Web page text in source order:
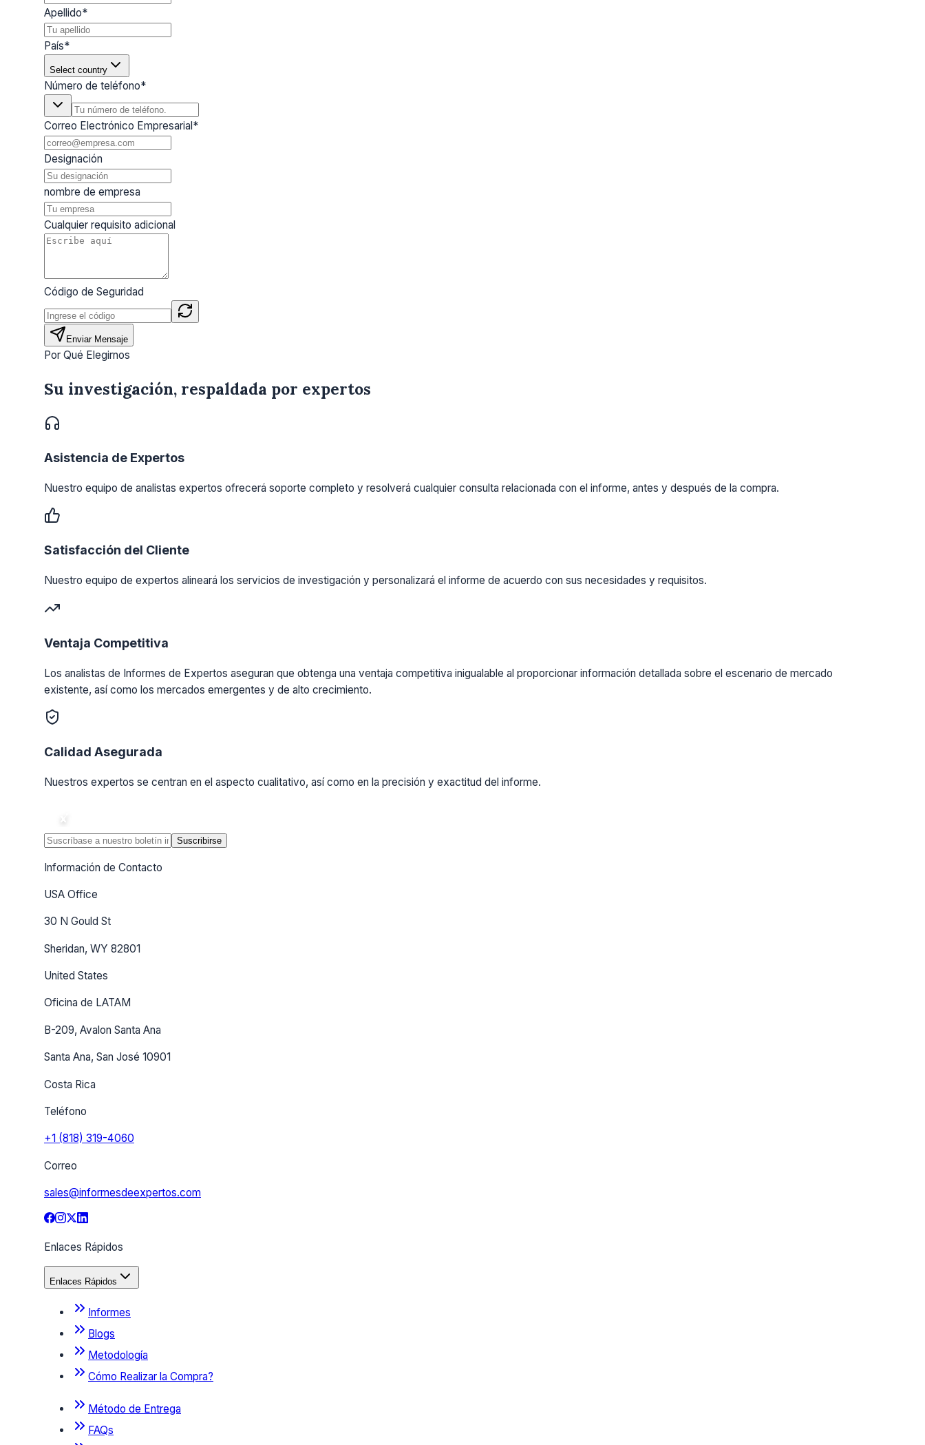
Apellido*
País*
Select country
Número de teléfono*
Correo Electrónico Empresarial*
Designación
nombre de empresa
Cualquier requisito adicional
Código de Seguridad
Enviar Mensaje
Por Qué Elegirnos
Su investigación, respaldada por expertos
Asistencia de Expertos
Nuestro equipo de analistas expertos ofrecerá soporte completo y resolverá cualquier consulta relacionada con el informe, antes y después de la compra.
Satisfacción del Cliente
Nuestro equipo de expertos alineará los servicios de investigación y personalizará el informe de acuerdo con sus necesidades y requisitos.
Ventaja Competitiva
Los analistas de Informes de Expertos aseguran que obtenga una ventaja competitiva inigualable al proporcionar información detallada sobre el escenario de mercado
existente, así como los mercados emergentes y de alto crecimiento.
Calidad Asegurada
Nuestros expertos se centran en el aspecto cualitativo, así como en la precisión y exactitud del informe.
Suscribirse
Información de Contacto
USA Office
30 N Gould St
Sheridan, WY 82801
United States
Oficina de LATAM
B-209, Avalon Santa Ana
Santa Ana, San José 10901
Costa Rica
Teléfono
+1 (818) 319-4060
Correo
sales@informesdeexpertos.com
Enlaces Rápidos
Enlaces Rápidos
Informes
Blogs
Metodología
Cómo Realizar la Compra?
Método de Entrega
FAQs